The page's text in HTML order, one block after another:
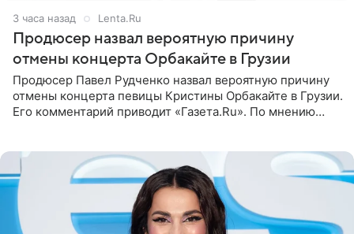
3 часа назад Lenta.Ru
Продюсер назвал вероятную причину
отмены концерта Орбакайте в Грузии
Продюсер Павел Рудченко назвал вероятную причину
отмены концерта певицы Кристины Орбакайте в Грузии.
Его комментарий приводит «Газета.Ru». По мнению